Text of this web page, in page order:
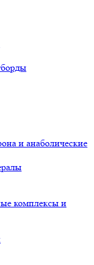
и анаболические
комплексы и